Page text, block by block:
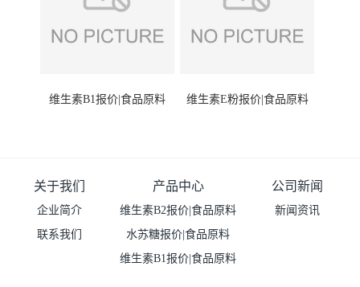
维生素B1报价|食品原料 维生素E粉报价|食品原料
关于我们
企业简介
联系我们
产品中心
维生素B2报价|食品原料
水苏糖报价|食品原料
维生素B1报价|食品原料
公司新闻
新闻资讯